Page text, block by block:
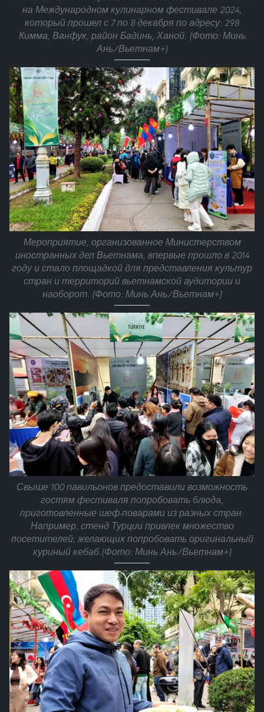
на Международном кулинарном фестивале 2024,
который прошел с 7 по 8 декабря по адресу: 298
Кимма, Ванфук, район Бадинь, Ханой. (Фото: Минь
Ань/Вьетнам+)
Мероприятие, организованное Министерством
иностранных дел Вьетнама, впервые прошло в 2014
году и стало площадкой для представления культур
стран и территорий вьетнамской аудитории и
наоборот. (Фото: Минь Ань/Вьетнам+)
Свыше 100 павильонов предоставили возможность
гостям фестиваля попробовать блюда,
приготовленные шеф-поварами из разных стран.
Например, стенд Турции привлек множество
посетителей, желающих попробовать оригинальный
куриный кебаб.(Фото: Минь Ань/Вьетнам+)